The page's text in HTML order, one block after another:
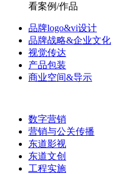
看案例/作品
品牌logo&vi设计
品牌战略&企业文化
视觉传达
产品包装
商业空间&导示
数字营销
营销与公关传播
东道影视
东道文创
工程实施